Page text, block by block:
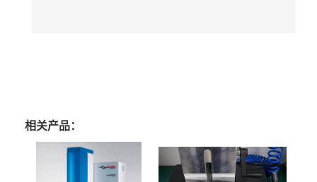
相关产品：